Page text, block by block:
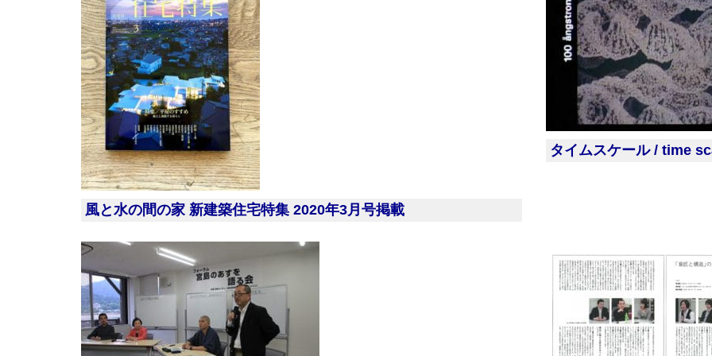
風と水の間の家 新建築住宅特集 2020年3月号掲載
タイムスケール / time